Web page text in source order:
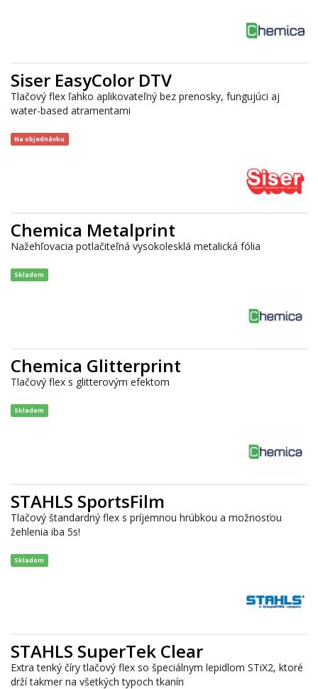
Siser EasyColor DTV
Tlačový flex ľahko aplikovateľný bez prenosky, fungujúci aj
water-based atramentami
Na objednávku
Chemica Metalprint
Nažehľovacia potlačiteľná vysokolesklá metalická fólia
Skladom
Chemica Glitterprint
Tlačový flex s glitterovým efektom
Skladom
STAHLS SportsFilm
Tlačový štandardný flex s príjemnou hrúbkou a možnosťou
žehlenia iba 5s!
Skladom
STAHLS SuperTek Clear
Extra tenký číry tlačový flex so špeciálnym lepidlom STiX2, ktoré
drží takmer na všetkých typoch tkanín